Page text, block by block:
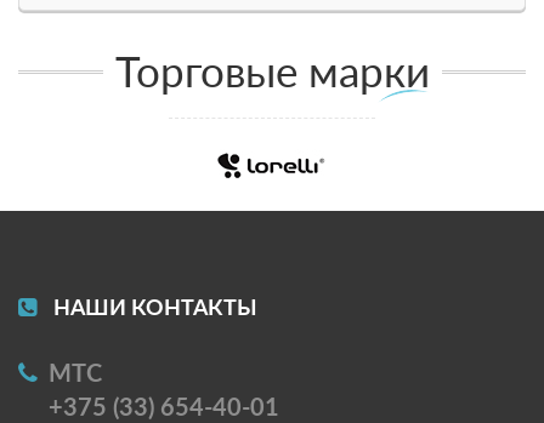
Торговые марки
НАШИ КОНТАКТЫ
МТС
+375 (33) 654-40-01